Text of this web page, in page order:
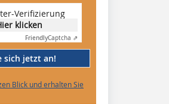
Verifizierung
klicken
FriendlyCaptcha ⇗
sich jetzt an!
Blick und erhalten Sie